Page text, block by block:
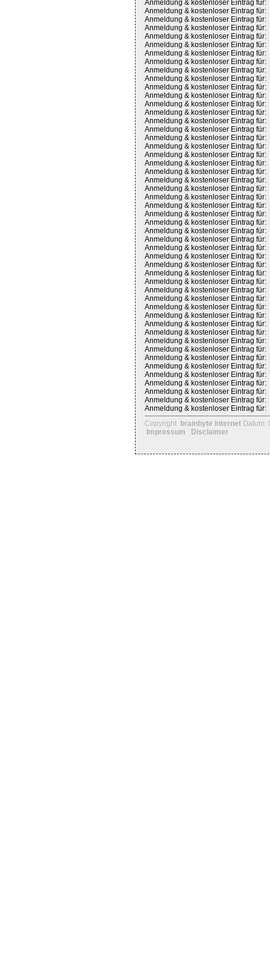
Anmeldung & kostenloser Eintrag für:
Anmeldung & kostenloser Eintrag für:
Anmeldung & kostenloser Eintrag für:
Anmeldung & kostenloser Eintrag für:
Anmeldung & kostenloser Eintrag für:
Anmeldung & kostenloser Eintrag für:
Anmeldung & kostenloser Eintrag für:
Anmeldung & kostenloser Eintrag für:
Anmeldung & kostenloser Eintrag für:
Anmeldung & kostenloser Eintrag für:
Anmeldung & kostenloser Eintrag für:
Anmeldung & kostenloser Eintrag für:
Anmeldung & kostenloser Eintrag für:
Anmeldung & kostenloser Eintrag für:
Anmeldung & kostenloser Eintrag für:
Anmeldung & kostenloser Eintrag für:
Anmeldung & kostenloser Eintrag für:
Anmeldung & kostenloser Eintrag für:
Anmeldung & kostenloser Eintrag für:
Anmeldung & kostenloser Eintrag für:
Anmeldung & kostenloser Eintrag für:
Anmeldung & kostenloser Eintrag für:
Anmeldung & kostenloser Eintrag für:
Anmeldung & kostenloser Eintrag für:
Anmeldung & kostenloser Eintrag für:
Anmeldung & kostenloser Eintrag für:
Anmeldung & kostenloser Eintrag für:
Anmeldung & kostenloser Eintrag für:
Anmeldung & kostenloser Eintrag für:
Anmeldung & kostenloser Eintrag für:
Anmeldung & kostenloser Eintrag für:
Anmeldung & kostenloser Eintrag für:
Anmeldung & kostenloser Eintrag für:
Anmeldung & kostenloser Eintrag für:
Anmeldung & kostenloser Eintrag für:
Anmeldung & kostenloser Eintrag für:
Anmeldung & kostenloser Eintrag für:
Anmeldung & kostenloser Eintrag für:
Anmeldung & kostenloser Eintrag für:
Anmeldung & kostenloser Eintrag für:
Anmeldung & kostenloser Eintrag für:
Anmeldung & kostenloser Eintrag für:
Anmeldung & kostenloser Eintrag für:
Anmeldung & kostenloser Eintrag für:
Anmeldung & kostenloser Eintrag für:
Anmeldung & kostenloser Eintrag für:
Anmeldung & kostenloser Eintrag für:
Anmeldung & kostenloser Eintrag für:
Anmeldung & kostenloser Eintrag für:
Copyright brainbyte internet Datum:
Impressum
Disclaimer